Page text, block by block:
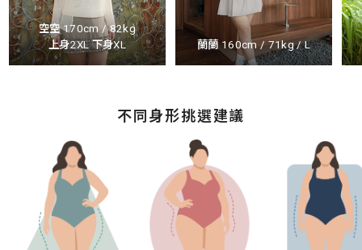
空空 170cm / 82kg
上身2XL 下身XL
蘭蘭 160cm / 71kg / L
不同身形挑選建議